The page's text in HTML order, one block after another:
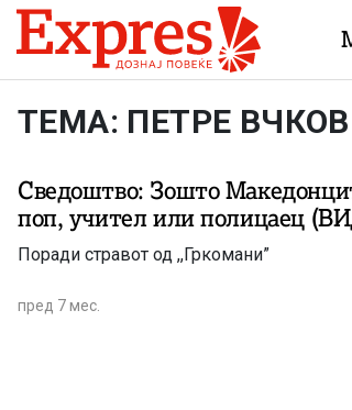
Skip to content
ТЕМА: ПЕТРЕ ВЧКОВ
Сведоштво: Зошто
поп, учител или полицаец
Поради стравот од ,,Гркомани”
пред 7 мес.